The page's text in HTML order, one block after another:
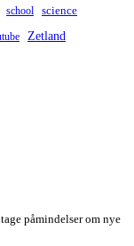
school science
Zetland
påmindelser om nye